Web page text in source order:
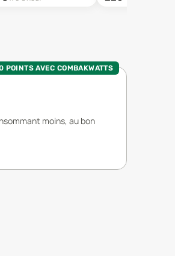
POINTS AVEC COMBAKWATTS
moins, au bon